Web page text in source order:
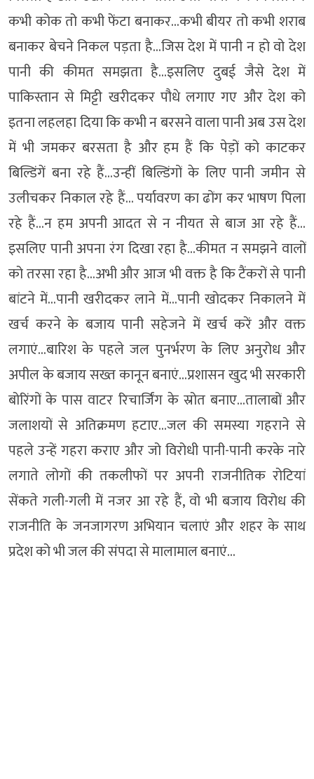
कभी कोक तो कभी फेंटा बनाकर…कभी बीयर तो कभी शराब
बनाकर बेचने निकल पड़ता है…जिस देश में पानी न हो वो देश
पानी की कीमत समझता है…इसलिए दुबई जैसे देश में
पाकिस्तान से मिट्टी खरीदकर पौधे लगाए गए और देश को
इतना लहलहा दिया कि कभी न बरसने वाला पानी अब उस देश
में भी जमकर बरसता है और हम हैं कि पेड़ों को काटकर
बिल्डिंगें बना रहे हैं…उन्हीं बिल्डिंगों के लिए पानी जमीन से
उलीचकर निकाल रहे हैं… पर्यावरण का ढोंग कर भाषण पिला
रहे हैं…न हम अपनी आदत से न नीयत से बाज आ रहे हैं…
इसलिए पानी अपना रंग दिखा रहा है…कीमत न समझने वालों
को तरसा रहा है…अभी और आज भी वक्त है कि टैंकरों से पानी
बांटने में…पानी खरीदकर लाने में…पानी खोदकर निकालने में
खर्च करने के बजाय पानी सहेजने में खर्च करें और वक्त
लगाएं…बारिश के पहले जल पुनर्भरण के लिए अनुरोध और
अपील के बजाय सख्त कानून बनाएं…प्रशासन खुद भी सरकारी
बोरिंगों के पास वाटर रिचार्जिंग के स्रोत बनाए…तालाबों और
जलाशयों से अतिक्रमण हटाए…जल की समस्या गहराने से
पहले उन्हें गहरा कराए और जो विरोधी पानी-पानी करके नारे
लगाते लोगों की तकलीफों पर अपनी राजनीतिक रोटियां
सेंकते गली-गली में नजर आ रहे हैं, वो भी बजाय विरोध की
राजनीति के जनजागरण अभियान चलाएं और शहर के साथ
प्रदेश को भी जल की संपदा से मालामाल बनाएं…